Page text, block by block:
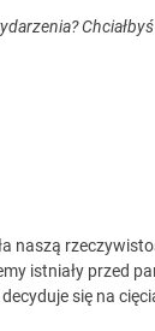
naszą
istniały przed
się na